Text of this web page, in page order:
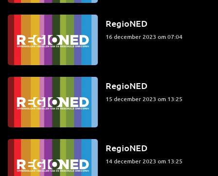
RegioNED
16 december 2023 om 07:04
RegioNED
15 december 2023 om 13:25
RegioNED
14 december 2023 om 13:25